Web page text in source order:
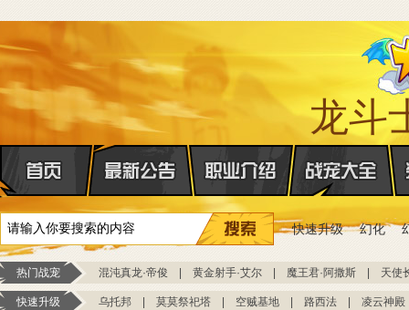
龙斗
快速升级 幻化
热门战宠 混沌真龙·帝俊 黄金射手·艾尔 魔王君·阿撒斯 天使
快速升级 乌托邦 莫莫祭祀塔 空贼基地 路西法 凌云神殿